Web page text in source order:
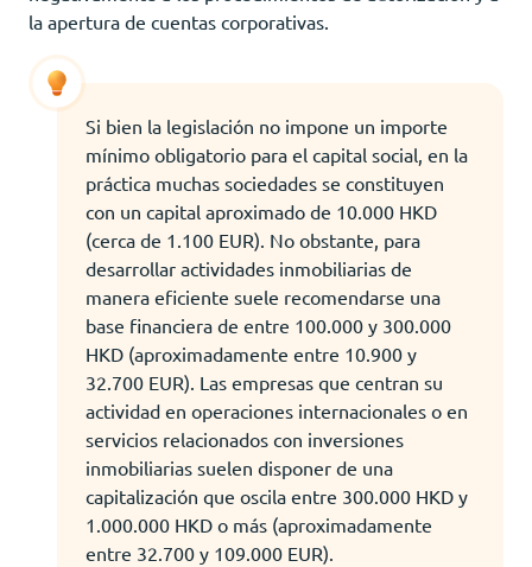
la apertura de cuentas corporativas.
Si bien la legislación no impone un importe
mínimo obligatorio para el capital social, en la
práctica muchas sociedades se constituyen
con un capital aproximado de 10.000 HKD
(cerca de 1.100 EUR). No obstante, para
desarrollar actividades inmobiliarias de
manera eficiente suele recomendarse una
base financiera de entre 100.000 y 300.000
HKD (aproximadamente entre 10.900 y
32.700 EUR). Las empresas que centran su
actividad en operaciones internacionales o en
servicios relacionados con inversiones
inmobiliarias suelen disponer de una
capitalización que oscila entre 300.000 HKD y
1.000.000 HKD o más (aproximadamente
entre 32.700 y 109.000 EUR).